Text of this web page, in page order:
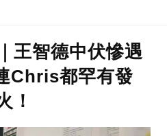
王智德中伏慘遇
Chris都罕有發
！